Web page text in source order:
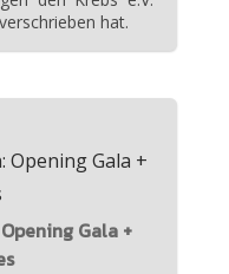
hat.
Gala +